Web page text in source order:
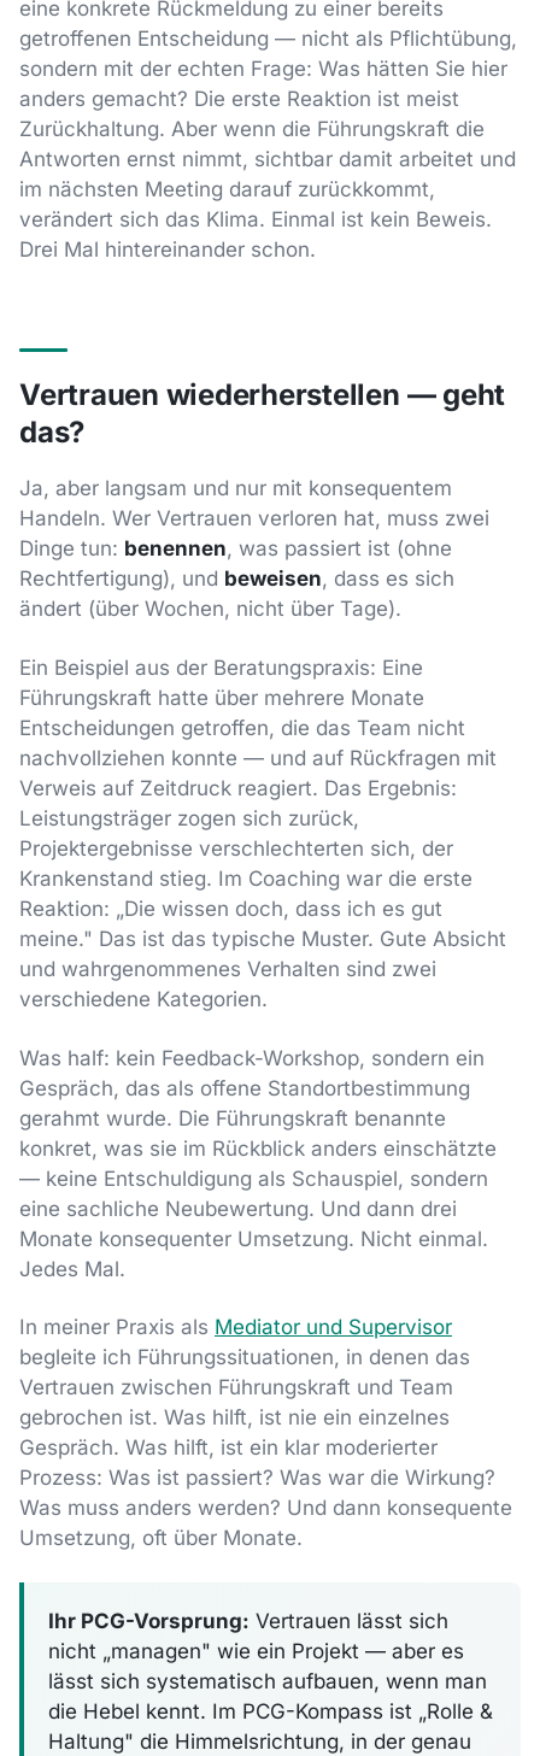
eine konkrete Rückmeldung zu einer bereits
getroffenen Entscheidung — nicht als Pflichtübung,
sondern mit der echten Frage: Was hätten Sie hier
anders gemacht? Die erste Reaktion ist meist
Zurückhaltung. Aber wenn die Führungskraft die
Antworten ernst nimmt, sichtbar damit arbeitet und
im nächsten Meeting darauf zurückkommt,
verändert sich das Klima. Einmal ist kein Beweis.
Drei Mal hintereinander schon.
Vertrauen wiederherstellen — geht
das?
Ja, aber langsam und nur mit konsequentem
Handeln. Wer Vertrauen verloren hat, muss zwei
Dinge tun: benennen, was passiert ist (ohne
Rechtfertigung), und beweisen, dass es sich
ändert (über Wochen, nicht über Tage).
Ein Beispiel aus der Beratungspraxis: Eine
Führungskraft hatte über mehrere Monate
Entscheidungen getroffen, die das Team nicht
nachvollziehen konnte — und auf Rückfragen mit
Verweis auf Zeitdruck reagiert. Das Ergebnis:
Leistungsträger zogen sich zurück,
Projektergebnisse verschlechterten sich, der
Krankenstand stieg. Im Coaching war die erste
Reaktion: „Die wissen doch, dass ich es gut
meine." Das ist das typische Muster. Gute Absicht
und wahrgenommenes Verhalten sind zwei
verschiedene Kategorien.
Was half: kein Feedback-Workshop, sondern ein
Gespräch, das als offene Standortbestimmung
gerahmt wurde. Die Führungskraft benannte
konkret, was sie im Rückblick anders einschätzte
— keine Entschuldigung als Schauspiel, sondern
eine sachliche Neubewertung. Und dann drei
Monate konsequenter Umsetzung. Nicht einmal.
Jedes Mal.
In meiner Praxis als Mediator und Supervisor
begleite ich Führungssituationen, in denen das
Vertrauen zwischen Führungskraft und Team
gebrochen ist. Was hilft, ist nie ein einzelnes
Gespräch. Was hilft, ist ein klar moderierter
Prozess: Was ist passiert? Was war die Wirkung?
Was muss anders werden? Und dann konsequente
Umsetzung, oft über Monate.
Ihr PCG-Vorsprung: Vertrauen lässt sich
nicht „managen" wie ein Projekt — aber es
lässt sich systematisch aufbauen, wenn man
die Hebel kennt. Im PCG-Kompass ist „Rolle &
Haltung" die Himmelsrichtung, in der genau